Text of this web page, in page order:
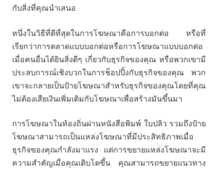
กับสิ่งที่คุณนำเสนอ
หนึ่งในวิธีที่ดีที่สุดในการโฆษณาคือการบอกต่อ หรือที่
เรียกว่าการตลาดแบบบอกต่อหรือการโฆษณาแบบบอกต่อ
เมื่อคนอื่นได้ยินสิ่งดีๆ เกี่ยวกับธุรกิจของคุณ หรือพวกเขามี
ประสบการณ์เชิงบวกในการช็อปปิ้งกับธุรกิจของคุณ พวก
เขาจะกลายเป็นป้ายโฆษณาสำหรับธุรกิจของคุณโดยที่คุณ
ไม่ต้องเสียเงินเพิ่มเติมกับโฆษณาเพื่อสร้างมันขึ้นมา
การโฆษณาในท้องถิ่นผ่านหนังสือพิมพ์ ใบปลิว รวมถึงป้าย
โฆษณาสามารถเป็นแหล่งโฆษณาที่มีประสิทธิภาพเมื่อ
ธุรกิจของคุณกำลังมาแรง แต่การขยายแหล่งโฆษณาจะมี
ความสำคัญเมื่อคุณเติบโตขึ้น คุณสามารถขยายแนวทาง